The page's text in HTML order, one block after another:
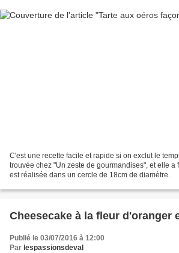
C'est une recette facile et rapide si on exclut le
trouvée chez "Un zeste de gourmandises", et elle a
est réalisée dans un cercle de 18cm de diamètre.
Cheesecake à la fleur d'oranger
Publié le 03/07/2016 à 12:00
Par lespassionsdeval